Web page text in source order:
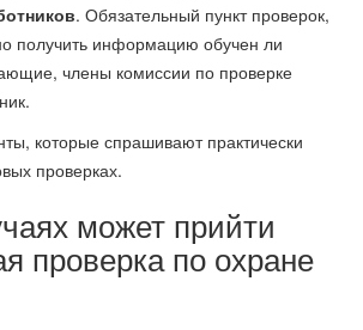
. Обязательный пункт проверок,
получить информацию обучен ли
члены комиссии по проверке
которые спрашивают практически
проверках.
может прийти
проверка по охране